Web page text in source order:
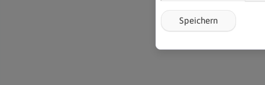
Speichern